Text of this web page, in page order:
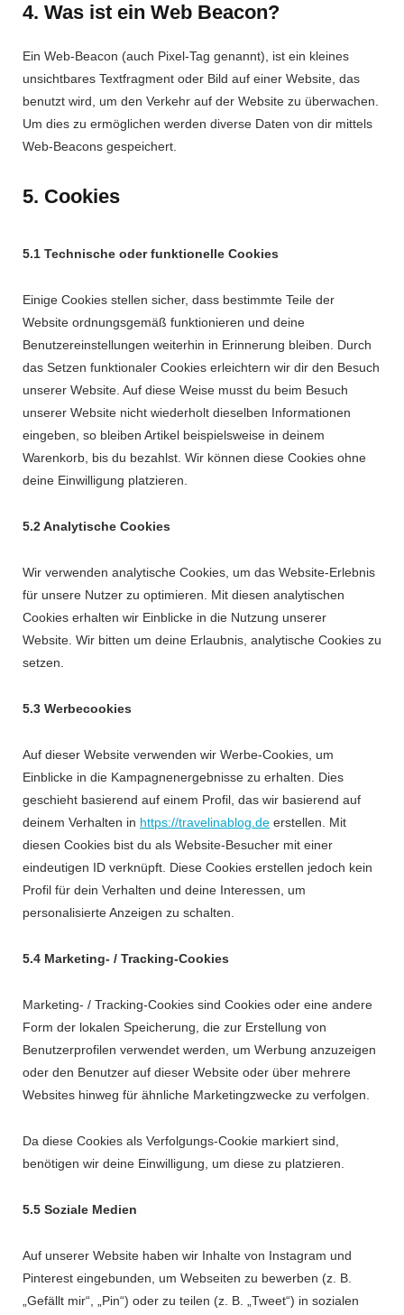
4. Was ist ein Web Beacon?
Ein Web-Beacon (auch Pixel-Tag genannt), ist ein kleines
unsichtbares Textfragment oder Bild auf einer Website, das
benutzt wird, um den Verkehr auf der Website zu überwachen.
Um dies zu ermöglichen werden diverse Daten von dir mittels
Web-Beacons gespeichert.
5. Cookies
5.1 Technische oder funktionelle Cookies
Einige Cookies stellen sicher, dass bestimmte Teile der
Website ordnungsgemäß funktionieren und deine
Benutzereinstellungen weiterhin in Erinnerung bleiben. Durch
das Setzen funktionaler Cookies erleichtern wir dir den Besuch
unserer Website. Auf diese Weise musst du beim Besuch
unserer Website nicht wiederholt dieselben Informationen
eingeben, so bleiben Artikel beispielsweise in deinem
Warenkorb, bis du bezahlst. Wir können diese Cookies ohne
deine Einwilligung platzieren.
5.2 Analytische Cookies
Wir verwenden analytische Cookies, um das Website-Erlebnis
für unsere Nutzer zu optimieren. Mit diesen analytischen
Cookies erhalten wir Einblicke in die Nutzung unserer
Website. Wir bitten um deine Erlaubnis, analytische Cookies zu
setzen.
5.3 Werbecookies
Auf dieser Website verwenden wir Werbe-Cookies, um
Einblicke in die Kampagnenergebnisse zu erhalten. Dies
geschieht basierend auf einem Profil, das wir basierend auf
deinem Verhalten in https://travelinablog.de erstellen. Mit
diesen Cookies bist du als Website-Besucher mit einer
eindeutigen ID verknüpft. Diese Cookies erstellen jedoch kein
Profil für dein Verhalten und deine Interessen, um
personalisierte Anzeigen zu schalten.
5.4 Marketing- / Tracking-Cookies
Marketing- / Tracking-Cookies sind Cookies oder eine andere
Form der lokalen Speicherung, die zur Erstellung von
Benutzerprofilen verwendet werden, um Werbung anzuzeigen
oder den Benutzer auf dieser Website oder über mehrere
Websites hinweg für ähnliche Marketingzwecke zu verfolgen.
Da diese Cookies als Verfolgungs-Cookie markiert sind,
benötigen wir deine Einwilligung, um diese zu platzieren.
5.5 Soziale Medien
Auf unserer Website haben wir Inhalte von Instagram und
Pinterest eingebunden, um Webseiten zu bewerben (z. B.
„Gefällt mir“, „Pin“) oder zu teilen (z. B. „Tweet“) in sozialen